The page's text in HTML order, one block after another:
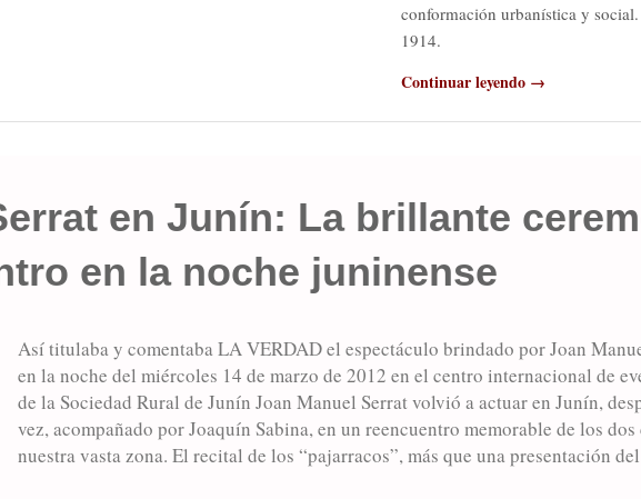
conformación urbanística y
1914.
Continuar leyendo →
en Junín: La brillante
en la noche juninense
Así titulaba y comentaba LA VERDAD el espectáculo brindado por Joan
en la noche del miércoles 14 de marzo de 2012 en el centro internacional de
de la Sociedad Rural de Junín Joan Manuel Serrat volvió a actuar en Junín,
vez, acompañado por Joaquín Sabina, en un reencuentro memorable de los
nuestra vasta zona. El recital de los “pajarracos”, más que una presentación